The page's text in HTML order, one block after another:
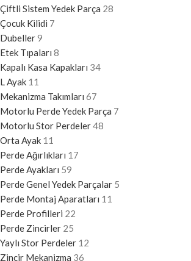
Çiftli Sistem Yedek Parça 28
Çocuk Kilidi 7
Dubeller9
Etek Tıpaları 8
Kapalı Kasa Kapakları 34
L Ayak 11
Mekanizma Takımları 67
Motorlu Perde Yedek Parça 7
Motorlu Stor Perdeler48
Orta Ayak 11
Perde Ağırlıkları 17
Perde Ayakları 59
Perde Genel Yedek Parçalar 5
Perde Montaj Aparatları 11
Perde Profilleri 22
Perde Zincirler 25
Yaylı Stor Perdeler 12
Zincir Mekanizma 36